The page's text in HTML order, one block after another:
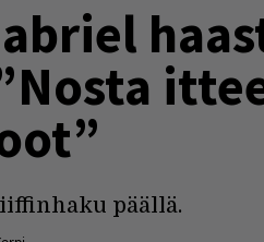
päällä.